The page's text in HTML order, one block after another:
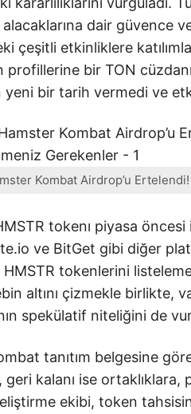
alacaklarına dair güvence
çeşitli etkinliklere
profillerine bir TON
yeni bir tarih vermedi ve
Kombat Airdrop’u
tokenı piyasa
ve BitGet gibi diğer
tokenlerini listeleme
altını çizmekle birlikte,
spekülatif niteliğini de
tanıtım belgesine
geri kalanı ise
ekibi, token